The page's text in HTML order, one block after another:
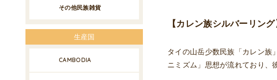
【カレン族シルバーリン
タイの山岳少数民族「カレン族
ニミズム」思想が流れており、
その他民族雑貨
生産国
CAMBODIA